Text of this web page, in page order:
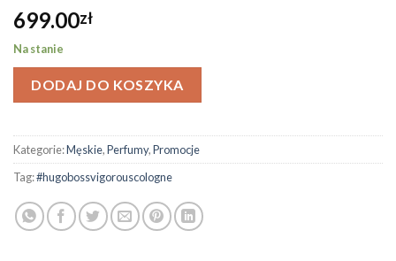
699.00zł
Na stanie
DODAJ DO KOSZYKA
Kategorie:Męskie,Perfumy,Promocje
Tag:#hugobossvigorouscologne